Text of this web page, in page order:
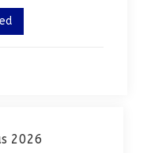
2026